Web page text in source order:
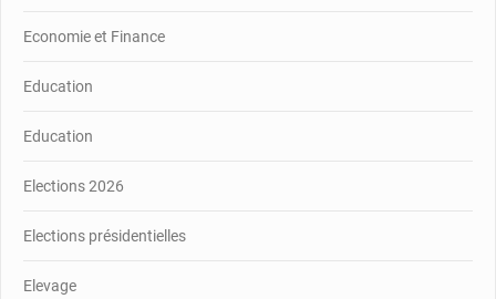
Economie et Finance
Education
Education
Elections 2026
Elections présidentielles
Elevage